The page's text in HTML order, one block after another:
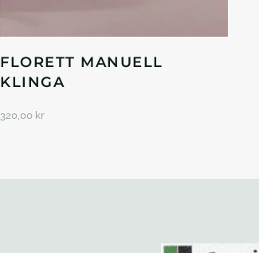
FLORETT MANUELL
KLINGA
320,00 kr